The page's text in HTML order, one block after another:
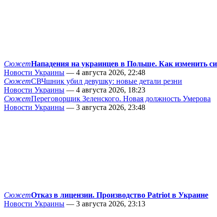
СюжетНападения на украинцев в Польше. Как изменить
Новости Украины — 4 августа 2026, 22:48
СюжетСВЧшник убил девушку: новые детали резни
Новости Украины — 4 августа 2026, 18:23
СюжетПереговорщик Зеленского. Новая должность Умерова
Новости Украины — 3 августа 2026, 23:48
СюжетОтказ в лицензии. Производство Patriot в Украине
Новости Украины — 3 августа 2026, 23:13